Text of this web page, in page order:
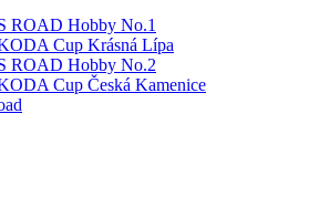
ROAD Hobby No.1
Cup Krásná Lípa
ROAD Hobby No.2
Cup Česká Kamenice